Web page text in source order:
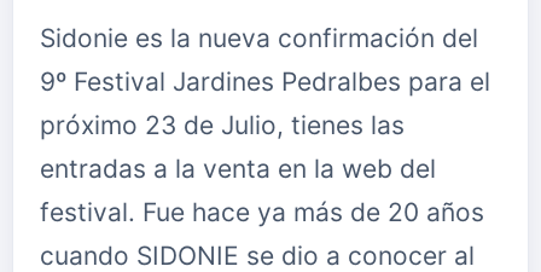
Sidonie es la nueva confirmación del
9º Festival Jardines Pedralbes para el
próximo 23 de Julio, tienes las
entradas a la venta en la web del
festival. Fue hace ya más de 20 años
cuando SIDONIE se dio a conocer al